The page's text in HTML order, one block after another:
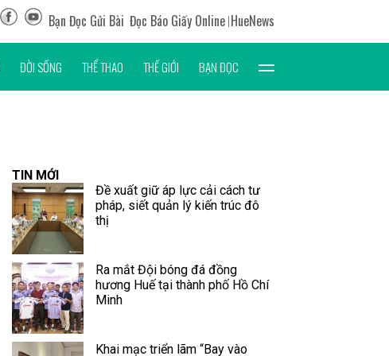
Bạn Đọc Gửi Bài Đọc Báo Giấy Online HueNews
ĐỜI SỐNG THỂ THAO THẾ GIỚI BẠN ĐỌC
TIN MỚI
Đề xuất giữ áp lực cải cách tư
pháp, siết quản lý kiến trúc đô
thị
Ra mắt Đội bóng đá đồng
hương Huế tại thành phố Hồ Chí
Minh
Khai mạc triển lãm “Bay vào